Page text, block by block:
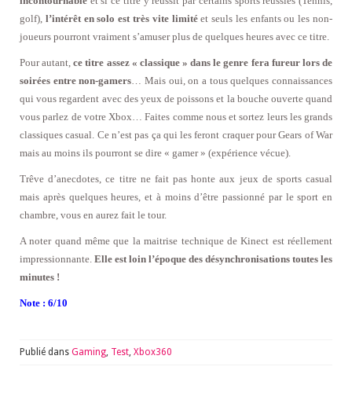
golf), l’intérêt en solo est très vite limitéet seuls les enfants ou les non-
joueurs pourront vraiment s’amuser plus de quelques heures avec ce titre.
Pour autant, ce titre assez « classique » dans le genre fera fureur lors de
soirées entre non-gamers… Mais oui, on a tous quelques connaissances
qui vous regardent avec des yeux de poissons et la bouche ouverte quand
vous parlez de votre Xbox… Faites comme nous et sortez leurs les grands
classiques casual. Ce n’est pas ça qui les feront craquer pour Gears of War
mais au moins ils pourront se dire « gamer » (expérience vécue).
Trêve d’anecdotes, ce titre ne fait pas honte aux jeux de sports casual
mais après quelques heures, et à moins d’être passionné par le sport en
chambre, vous en aurez fait le tour.
A noter quand même que la maitrise technique de Kinect est réellement
impressionnante. Elle est loin l’époque des désynchronisations toutes les
minutes !
Note : 6/10
Publié dans Gaming, Test, Xbox360